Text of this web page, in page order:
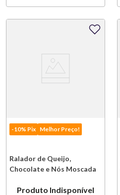
-10% Pix Melhor Preço!
Ralador de Queijo,
Chocolate e Nós Moscada
Produto Indisponível